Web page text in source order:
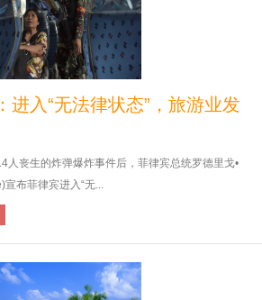
进入“无法律状态”，旅游业发
人丧生的炸弹爆炸事件后，菲律宾总统罗德里戈•
布菲律宾进入“无...